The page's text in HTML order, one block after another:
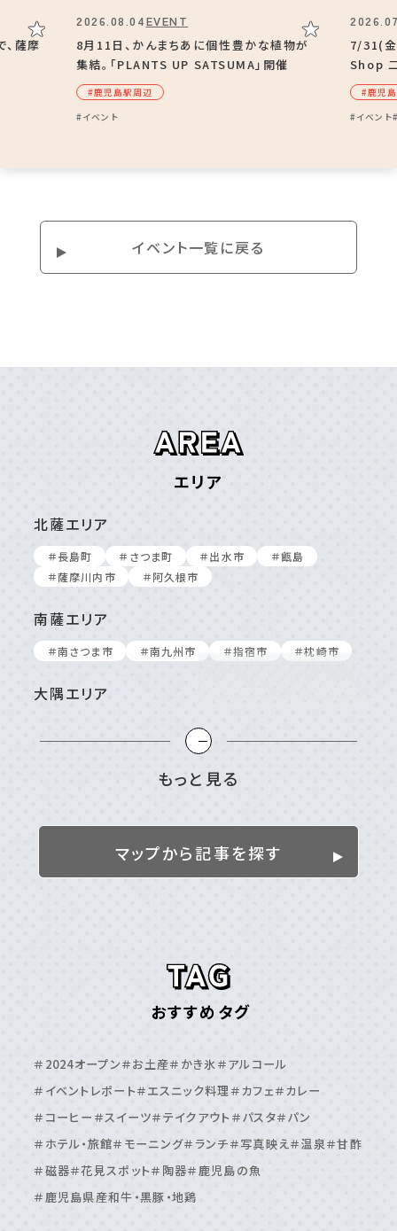
薩摩
8月11日、かんまちあに個性豊かな植物が
集結。「PLANTS UP SATSUMA」開催
2026.08.04EVENT
#鹿児島駅周辺
#イベント
7/31(金)
Shop
#⿅児
#イベント
イベント⼀覧に戻る
エリア
もっと見る
北薩エリア
＃⻑島町 ＃さつま町 ＃出⽔市
＃甑島
＃薩摩川内市
＃阿久根市
南薩エリア
＃南さつま市 ＃南九州市 ＃指宿市 ＃枕崎市
大隅エリア
＃⿅屋市
＃垂⽔市
＃志布志市 ＃曽於市
＃肝付町
離島
＃伊集院周辺
＃吉⽥・吉野周辺
＃天⽂館周辺
＃桜島周辺
＃鴨池・与次郎周辺 ＃鹿児島駅周辺
マップから記事を探す
おすすめタグ
＃2024オープン＃お土産＃かき氷＃アルコール
＃イベントレポート＃エスニック料理＃カフェ＃カレー
＃コーヒー ＃スイーツ＃テイクアウト ＃パスタ＃パン
＃ホテル・旅館＃モーニング＃ランチ＃写真映え＃温泉＃甘酢
＃磁器＃花見スポット＃陶器＃鹿児島の魚
＃鹿児島県産和牛・黒豚・地鶏